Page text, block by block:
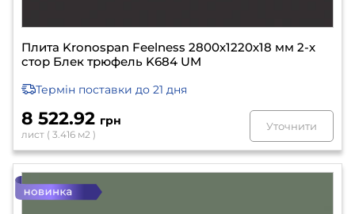
Плита Kronospan Feelness 2800х1220х18 мм 2-х
стор Блек трюфель K684 UM
Термін поставки до 21 дня
8 522.92 грн
лист ( 3.416 м2 )
Уточнити